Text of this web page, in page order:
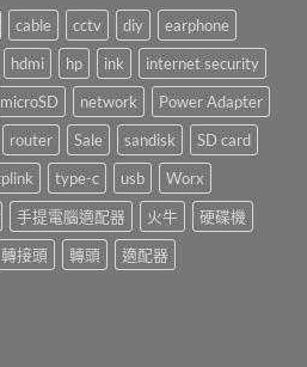
cable cctv diy
earphone
hdmi hp ink
internet security
microSD network
Power Adapter
router Sale sandisk
SD card
type-c usb
Worx
手提電腦適配器 火牛
硬碟機
轉接頭 轉頭 適配器